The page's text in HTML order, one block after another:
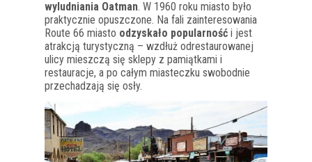
wyludniania Oatman. W 1960 roku miasto było
praktycznie opuszczone. Na fali zainteresowania
Route 66 miasto odzyskało popularność i jest
atrakcją turystyczną – wzdłuż odrestaurowanej
ulicy mieszczą się sklepy z pamiątkami i
restauracje, a po całym miasteczku swobodnie
przechadzają się osły.